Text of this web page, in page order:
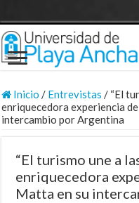
Inicio / Entrevistas / “El
enriquecedora experiencia
intercambio por Argentina
“El turismo une a
enriquecedora
Matta en su